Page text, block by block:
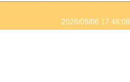
2026/05/06 17:48:08